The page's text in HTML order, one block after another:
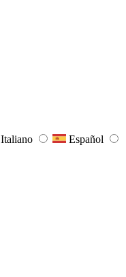
Italiano Español